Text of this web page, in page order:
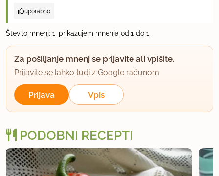
uporabno
Število mnenj: 1, prikazujem mnenja od 1 do 1
Za pošiljanje mnenj se prijavite ali vpišite.
Prijavite se lahko tudi z Google računom.
Prijava Vpis
PODOBNI RECEPTI